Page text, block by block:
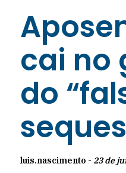
cai no
do
luis.nascimento - 23 de